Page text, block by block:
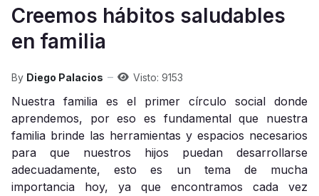
Creemos hábitos saludables
en familia
By Diego Palacios Visto: 9153
Nuestra familia es el primer círculo social donde
aprendemos, por eso es fundamental que nuestra
familia brinde las herramientas y espacios necesarios
para que nuestros hijos puedan desarrollarse
adecuadamente, esto es un tema de mucha
importancia hoy, ya que encontramos cada vez